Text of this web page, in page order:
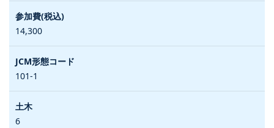
14,300
101-1
6